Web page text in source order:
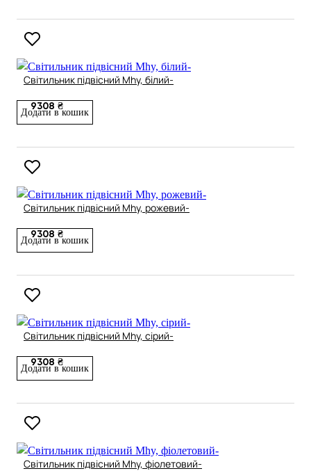
Світильник підвісний Mhy, білий-
9308 ₴
Додати в кошик
Світильник підвісний Mhy, рожевий-
9308 ₴
Додати в кошик
Світильник підвісний Mhy, сірий-
9308 ₴
Додати в кошик
Світильник підвісний Mhy, фіолетовий-